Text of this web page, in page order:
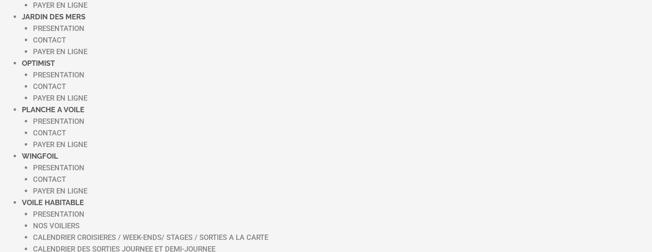
PAYER EN LIGNE
JARDIN DES MERS
PRESENTATION
CONTACT
PAYER EN LIGNE
OPTIMIST
PRESENTATION
CONTACT
PAYER EN LIGNE
PLANCHE A VOILE
PRESENTATION
CONTACT
PAYER EN LIGNE
WINGFOIL
PRESENTATION
CONTACT
PAYER EN LIGNE
VOILE HABITABLE
PRESENTATION
NOS VOILIERS
CALENDRIER CROISIERES / WEEK-ENDS/ STAGES / SORTIES A LA CARTE
CALENDRIER DES SORTIES JOURNEE ET DEMI-JOURNEE